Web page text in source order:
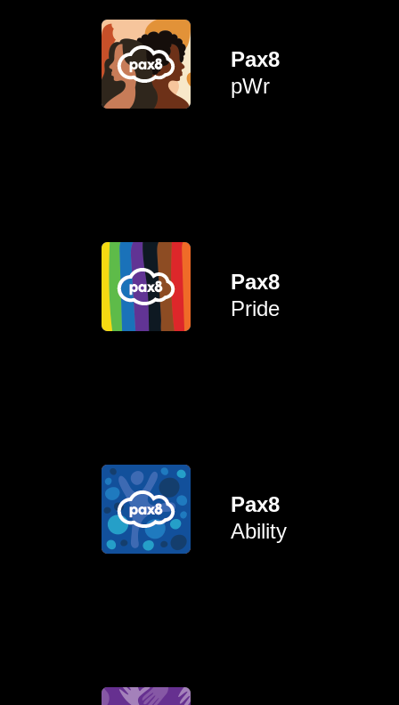
Pax8
pWr
persoonlijke groei mogelijk
maken door de mogelijkheid
te bieden om te praten over
Pax8
Pride
loopbaanontwikkeling en
LGBTQIA+ gemeenschap,
Pax8
Ability
(zowel zichtbare als
neurodivergente collega's te